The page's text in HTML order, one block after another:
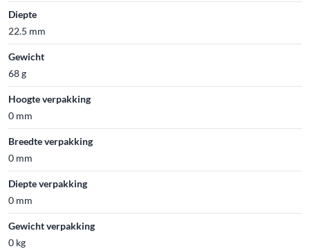
Diepte
22.5 mm
Gewicht
68 g
Hoogte verpakking
0 mm
Breedte verpakking
0 mm
Diepte verpakking
0 mm
Gewicht verpakking
0 kg